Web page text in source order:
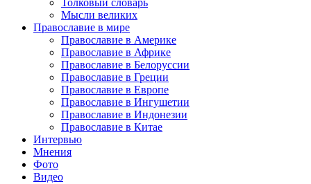
Толковый словарь
Мысли великих
Православие в мире
Православие в Америке
Православие в Африке
Православие в Белоруссии
Православие в Греции
Православие в Европе
Православие в Ингушетии
Православие в Индонезии
Православие в Китае
Интервью
Мнения
Фото
Видео